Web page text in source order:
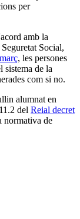
per
amb la
Social,
, les persones
sistema de la
com si no.
alumnat en
del Reial decret
normativa de